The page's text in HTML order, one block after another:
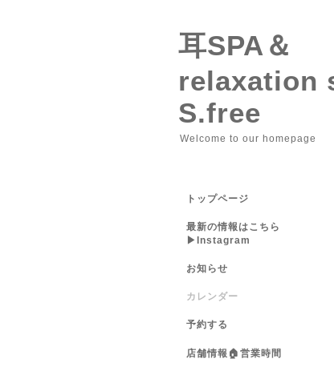
耳SPA＆
relaxation
S.free
Welcome to our homepage
トップページ
最新の情報はこちら
▶︎Instagram
お知らせ
カレンダー
予約する
店舗情報🏠営業時間